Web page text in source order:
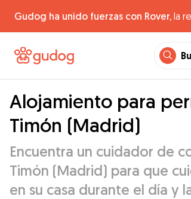
Gudog ha unido fuerzas con Rover, la
Alojamiento para
Timón (Madrid)
Encuentra un cuidador de
Timón (Madrid) para que
en su casa durante el día y